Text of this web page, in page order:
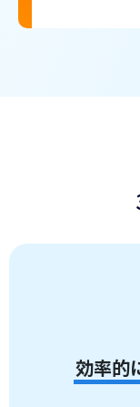
効率的